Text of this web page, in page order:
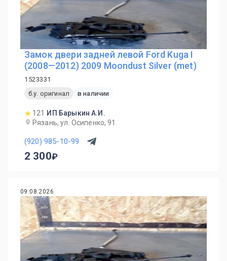
Замок двери задней левой Ford Kuga I
(2008—2012) 2009 Moondust Silver (met)
1523331
б.у. оригинал
в наличии
121
ИП Барыкин А.И.
Рязань, ул. Осипенко, 91
(920) 985-10-99
2 300
09.08.2026